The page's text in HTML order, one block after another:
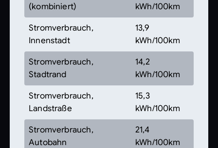
(kombiniert)
kWh/100km
Stromverbrauch,
Innenstadt
13,9
kWh/100km
Stromverbrauch,
Stadtrand
14,2
kWh/100km
Stromverbrauch,
Landstraße
15,3
kWh/100km
Stromverbrauch,
Autobahn
21,4
kWh/100km